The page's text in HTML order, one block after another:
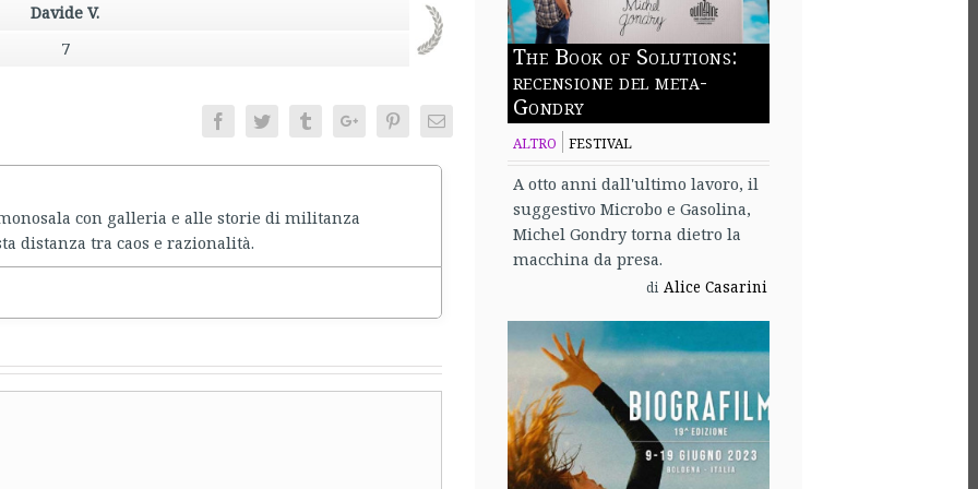
Davide V.
7
FacebookTwitter TumblrGoogle+PinterestEmail
con galleria e alle storie di militanza
distanza tra caos e razionalità.
The Book of Solutions:
recensione del meta-
Gondry
ALTRO FESTIVAL
A otto anni dall'ultimo lavoro, il
suggestivo Microbo e Gasolina,
Michel Gondry torna dietro la
macchina da presa.
di Alice Casarini